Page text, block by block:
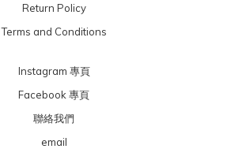
Return Policy
Terms and Conditions
Instagram 專頁
Facebook 專頁
聯絡我們
email